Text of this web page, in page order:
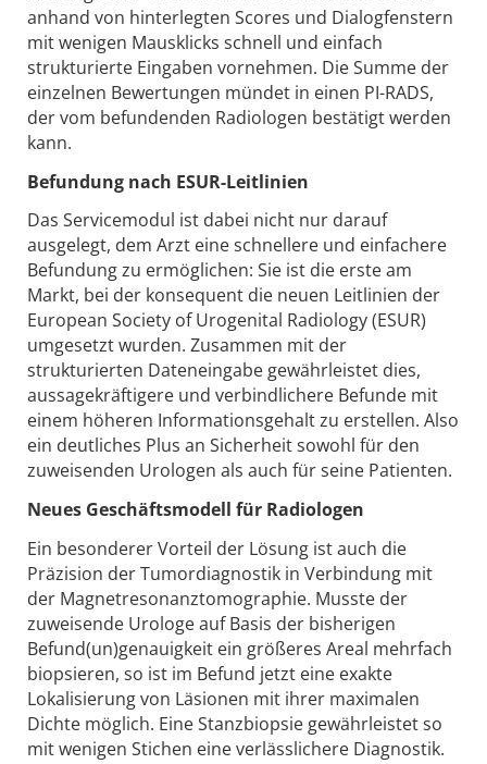
anhand von hinterlegten Scores und Dialogfenstern
mit wenigen Mausklicks schnell und einfach
strukturierte Eingaben vornehmen. Die Summe der
einzelnen Bewertungen mündet in einen PI-RADS,
der vom befundenden Radiologen bestätigt werden
kann.
Befundung nach ESUR-Leitlinien
Das Servicemodul ist dabei nicht nur darauf
ausgelegt, dem Arzt eine schnellere und einfachere
Befundung zu ermöglichen: Sie ist die erste am
Markt, bei der konsequent die neuen Leitlinien der
European Society of Urogenital Radiology (ESUR)
umgesetzt wurden. Zusammen mit der
strukturierten Dateneingabe gewährleistet dies,
aussagekräftigere und verbindlichere Befunde mit
einem höheren Informationsgehalt zu erstellen. Also
ein deutliches Plus an Sicherheit sowohl für den
zuweisenden Urologen als auch für seine Patienten.
Neues Geschäftsmodell für ­Radiologen
Ein besonderer Vorteil der Lösung ist auch die
Präzision der Tumordiagnostik in Verbindung mit
der Magnetresonanztomographie. Musste der
zuweisende Urologe auf Basis der bisherigen
Befund(un)genauigkeit ein größeres Areal mehrfach
biopsieren, so ist im Befund jetzt eine exakte
Lokalisierung von Läsionen mit ihrer maximalen
Dichte möglich. Eine Stanzbiopsie gewährleistet so
mit wenigen Stichen eine verlässlichere Diagnostik.